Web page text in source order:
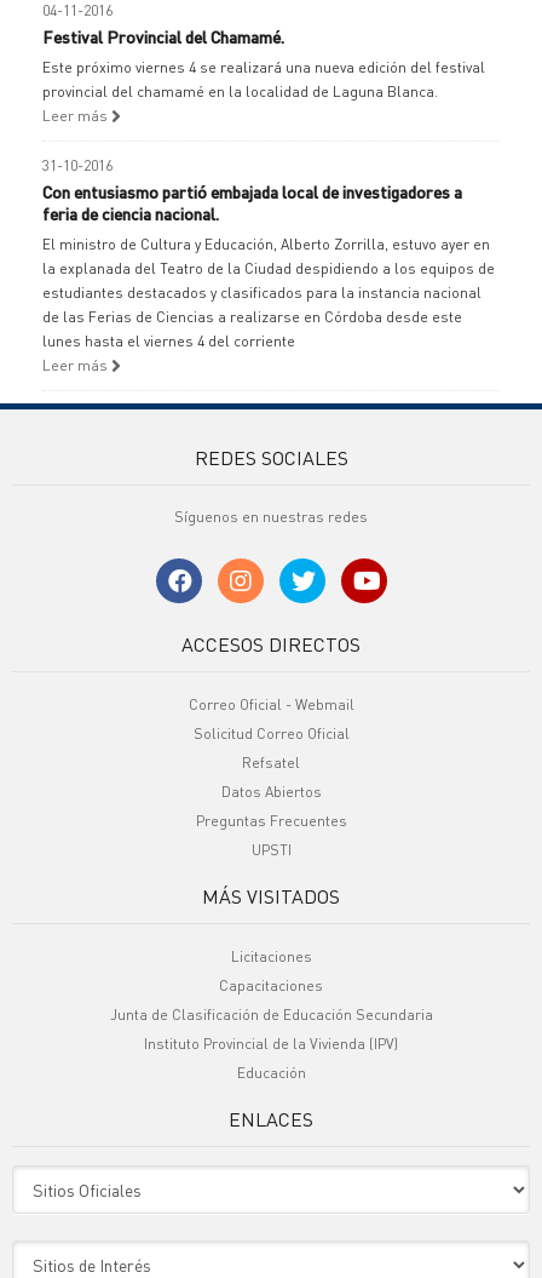
04-11-2016
Festival Provincial del Chamamé.
Este próximo viernes 4 se realizará una nueva edición del festival
provincial del chamamé en la localidad de Laguna Blanca.
Leer más
31-10-2016
Con entusiasmo partió embajada local de investigadores a
feria de ciencia nacional.
El ministro de Cultura y Educación, Alberto Zorrilla, estuvo ayer en
la explanada del Teatro de la Ciudad despidiendo a los equipos de
estudiantes destacados y clasificados para la instancia nacional
de las Ferias de Ciencias a realizarse en Córdoba desde este
lunes hasta el viernes 4 del corriente
Leer más
REDES SOCIALES
Síguenos en nuestras redes
ACCESOS DIRECTOS
Correo Oficial - Webmail
Solicitud Correo Oficial
Refsatel
Datos Abiertos
Preguntas Frecuentes
UPSTI
MÁS VISITADOS
Licitaciones
Capacitaciones
Junta de Clasificación de Educación Secundaria
Instituto Provincial de la Vivienda (IPV)
Educación
ENLACES